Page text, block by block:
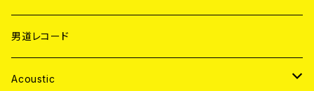
男道レコード
Acoustic